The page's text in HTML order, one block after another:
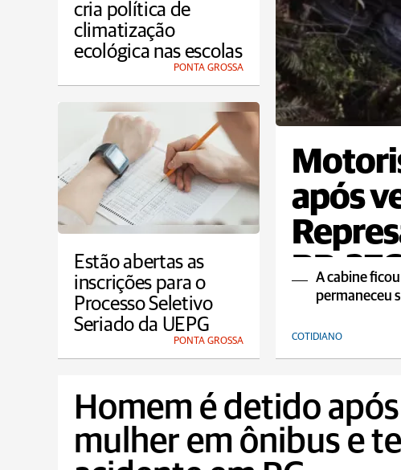
cria política de
climatização
ecológica nas escolas
PONTA GROSSA
após
BR-
A cabine
permaneceu
COTIDIANO
Estão abertas as
inscrições para o
Processo Seletivo
Seriado da UEPG
PONTA GROSSA
Homem é detido
mulher em ônibus e